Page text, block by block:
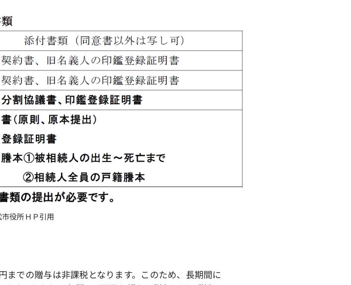
役所ＨＰ引用
での贈与は非課税となります。このため、長期間に